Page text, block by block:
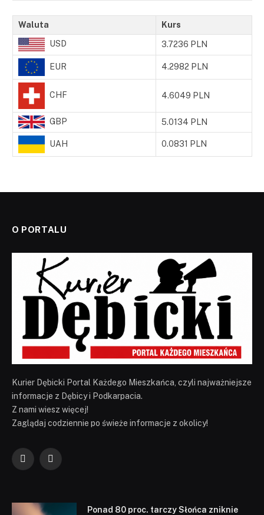
Waluta Kurs
USD 3.7236 PLN
EUR 4.2982 PLN
CHF 4.6049 PLN
GBP 5.0134 PLN
UAH 0.0831 PLN
O PORTALU
Kurier Dębicki Portal Każdego Mieszkańca, czyli najważniejsze
informacje z Dębicy i Podkarpacia.
Z nami wiesz więcej!
Zaglądaj codziennie po świeże informacje z okolicy!
FacebookYouTube
Ponad 80 proc. tarczy Słońca zniknie